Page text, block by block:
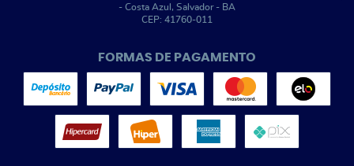
- Costa Azul, Salvador- BA
CEP: 41760-011
FORMAS DE PAGAMENTO